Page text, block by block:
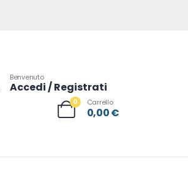
Benvenuto
Accedi / Registrati
0 Carrello
0,00€